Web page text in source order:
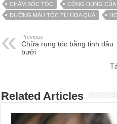
CHĂM SÓC TÓC
CÔNG DỤNG
DƯỠNG MÀU TÓC TỪ HOA QUẢ
Previous
Chữa rụng tóc bằng tinh dầu
bưởi
Related Articles